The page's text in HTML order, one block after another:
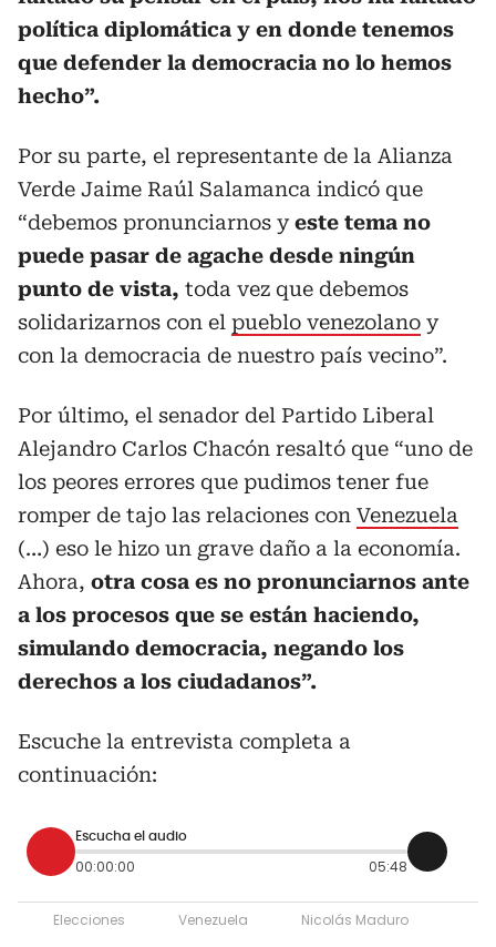
política diplomática y en donde tenemos
que defender la democracia no lo hemos
hecho”.
Por su parte, el representante de la Alianza
Verde Jaime Raúl Salamanca indicó que
“debemos pronunciarnos yeste tema no
puede pasar de agache desde ningún
punto de vista, toda vez que debemos
solidarizarnos con el pueblo venezolano y
con la democracia de nuestro país vecino”.
Por último, el senador del Partido Liberal
Alejandro Carlos Chacón resaltó que “uno de
los peores errores que pudimos tener fue
romper de tajo las relaciones con Venezuela
(…) eso le hizo un grave daño a la economía.
Ahora, otra cosa es no pronunciarnos ante
a los procesos que se están haciendo,
simulando democracia, negando los
derechos a los ciudadanos”.
Escuche la entrevista completa a
continuación:
Escucha el audio
00:00:00 05:48
Elecciones Venezuela
Nicolás Maduro